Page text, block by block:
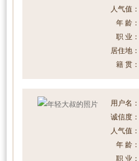
人气值：
年 龄：
职 业：
居住地：
籍 贯：
用户名：
诚信度：
人气值：
年 龄：
职 业：